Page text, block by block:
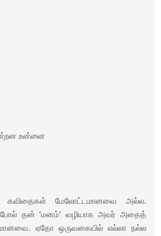
உன்னை
கவிதைகள் மேலோட்டமானவை அல்ல.
போல் தன் 'மனம்' வழியாக அவர் அதைத்
ஏதோ ஒருவகையில் எல்லா நல்ல